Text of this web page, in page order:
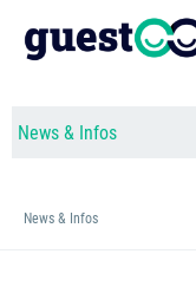
News & Infos